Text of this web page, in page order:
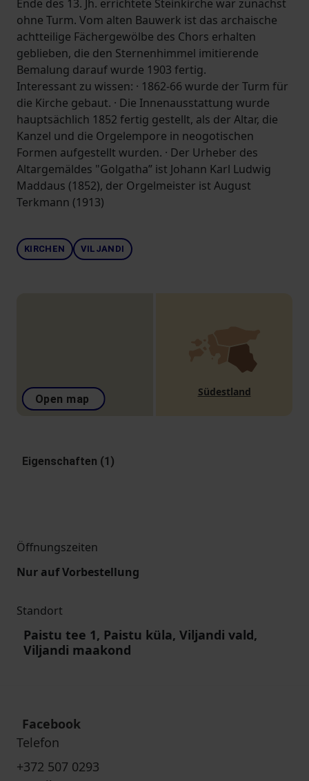
Ende des 13. Jh. errichtete Steinkirche war zunächst
ohne Turm. Vom alten Bauwerk ist das archaische
achtteilige Fächergewölbe des Chors erhalten
geblieben, die den Sternenhimmel imitierende
Bemalung darauf wurde 1903 fertig.
Interessant zu wissen: · 1862-66 wurde der Turm für
die Kirche gebaut. · Die Innenausstattung wurde
hauptsächlich 1852 fertig gestellt, als der Altar, die
Kanzel und die Orgelempore in neogotischen
Formen aufgestellt wurden. · Der Urheber des
Altargemäldes "Golgatha” ist Johann Karl Ludwig
Maddaus (1852), der Orgelmeister ist August
Terkmann (1913)
KIRCHEN VILJANDI
Open map
Südestland
Eigenschaften (1)
Öffnungszeiten
Nur auf Vorbestellung
Standort
Paistu tee 1, Paistu küla, Viljandi vald,
Viljandi maakond
Facebook
Telefon
+372 507 0293